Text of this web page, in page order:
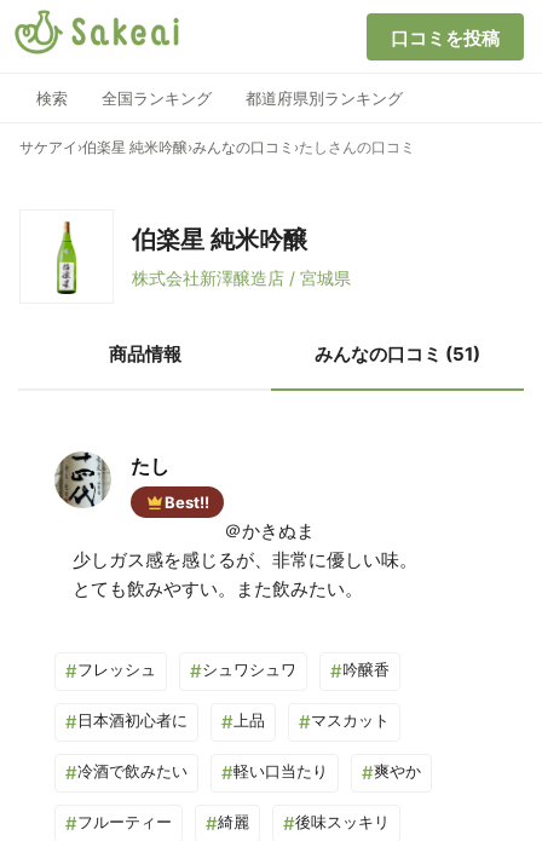
口コミを投稿
検索 全国ランキング 都道府県別ランキング
サケアイ ›伯楽星 純米吟醸›みんなの口コミ ›たしさんの口コミ
伯楽星 純米吟醸
株式会社新澤醸造店 / 宮城県
商品情報 みんなの口コミ (51)
たし
Best!!
＠かきぬま
少しガス感を感じるが、非常に優しい味。
#フレッシュ #シュワシュワ #吟醸香
#日本酒初心者に # 上品 #マスカット
#冷酒で飲みたい #軽い口当たり #爽やか
#フルーティー #綺麗 #後味スッキリ